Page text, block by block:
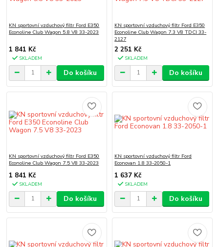
KN sportovní vzduchový filtr Ford E350
Econoline Club Wagon 5.8 V8 33-2023
1 841 Kč
SKLADEM
Do košíku
KN sportovní vzduchový filtr Ford E350
Econoline Club Wagon 7.3 V8 TDCI 33-
2127
2 251 Kč
SKLADEM
Do košíku
KN sportovní vzduchový filtr Ford E350
Econoline Club Wagon 7.5 V8 33-2023
1 841 Kč
SKLADEM
Do košíku
KN sportovní vzduchový filtr Ford
Econovan 1.8 33-2050-1
1 637 Kč
SKLADEM
Do košíku